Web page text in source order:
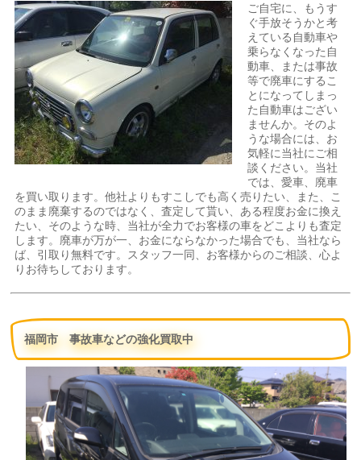
ご自宅に、もうす
ぐ手放そうかと考
えている自動車や
乗らなくなった自
動車、または事故
等で廃車にするこ
とになってしまっ
た自動車はござい
ませんか。そのよ
うな場合には、お
気軽に当社にご相
談ください。当社
では、愛車、廃車
を買い取ります。他社よりもすこしでも高く売りたい、また、こ
のまま廃棄するのではなく、査定して貰い、ある程度お金に換え
たい、そのような時、当社が全力でお客様の車をどこよりも査定
します。廃車が万が一、お金にならなかった場合でも、当社なら
ば、引取り無料です。スタッフ一同、お客様からのご相談、心よ
りお待ちしております。
福岡市 事故車などの強化買取中